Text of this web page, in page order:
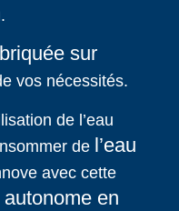
.
sur
vos nécessités.
de l’eau
de l’eau
avec cette
en